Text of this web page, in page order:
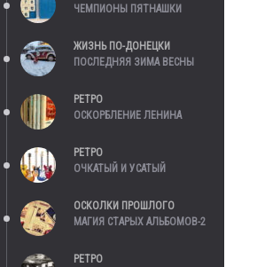
ЧЕМПИОНЫ ПЯТНАШКИ
ЖИЗНЬ ПО-ДОНЕЦКИ
ПОСЛЕДНЯЯ ЗИМА ВЕСНЫ
РЕТРО
ОСКОРБЛЕНИЕ ЛЕНИНА
РЕТРО
ОЧКАТЫЙ И УСАТЫЙ
ОСКОЛКИ ПРОШЛОГО
МАГИЯ СТАРЫХ АЛЬБОМОВ-2
РЕТРО